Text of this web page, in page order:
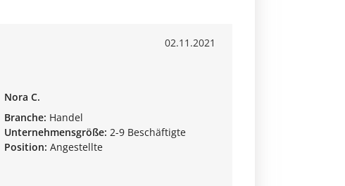
02.11.2021
Nora C.
Branche: Handel
Unternehmensgröße: 2-9 Beschäftigte
Position: Angestellte